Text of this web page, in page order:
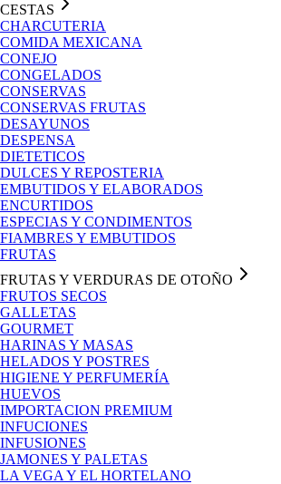
CESTAS
CHARCUTERIA
COMIDA MEXICANA
CONEJO
CONGELADOS
CONSERVAS
CONSERVAS FRUTAS
DESAYUNOS
DESPENSA
DIETETICOS
DULCES Y REPOSTERIA
EMBUTIDOS Y ELABORADOS
ENCURTIDOS
ESPECIAS Y CONDIMENTOS
FIAMBRES Y EMBUTIDOS
FRUTAS
FRUTAS Y VERDURAS DE OTOÑO
FRUTOS SECOS
GALLETAS
GOURMET
HARINAS Y MASAS
HELADOS Y POSTRES
HIGIENE Y PERFUMERÍA
HUEVOS
IMPORTACION PREMIUM
INFUCIONES
INFUSIONES
JAMONES Y PALETAS
LA VEGA Y EL HORTELANO